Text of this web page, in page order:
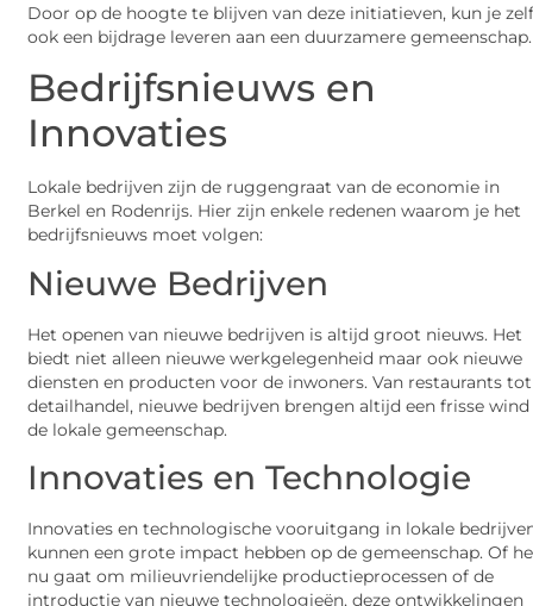
Door op de hoogte te blijven van deze initiatieven, kun je
ook een bijdrage leveren aan een duurzamere gemeenschap.
Bedrijfsnieuws en
Innovaties
Lokale bedrijven zijn de ruggengraat van de economie in
Berkel en Rodenrijs. Hier zijn enkele redenen waarom je het
bedrijfsnieuws moet volgen:
Nieuwe Bedrijven
Het openen van nieuwe bedrijven is altijd groot nieuws. Het
biedt niet alleen nieuwe werkgelegenheid maar ook nieuwe
diensten en producten voor de inwoners. Van restaurants tot
detailhandel, nieuwe bedrijven brengen altijd een frisse
de lokale gemeenschap.
Innovaties en Technologie
Innovaties en technologische vooruitgang in lokale
kunnen een grote impact hebben op de gemeenschap. Of
nu gaat om milieuvriendelijke productieprocessen of de
introductie van nieuwe technologieën, deze ontwikkelingen